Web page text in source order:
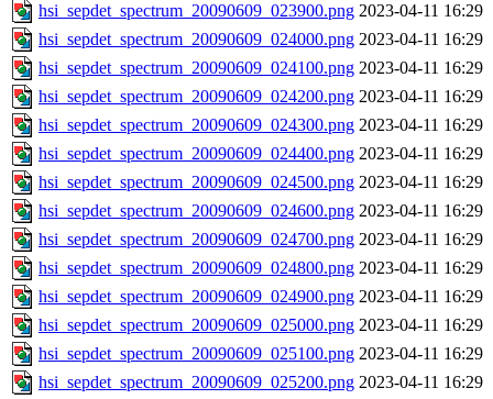
hsi_sepdet_spectrum_20090609_023900.png 2023-04-11 16:29
hsi_sepdet_spectrum_20090609_024000.png 2023-04-11 16:29
hsi_sepdet_spectrum_20090609_024100.png 2023-04-11 16:29
hsi_sepdet_spectrum_20090609_024200.png 2023-04-11 16:29
hsi_sepdet_spectrum_20090609_024300.png 2023-04-11 16:29
hsi_sepdet_spectrum_20090609_024400.png 2023-04-11 16:29
hsi_sepdet_spectrum_20090609_024500.png 2023-04-11 16:29
hsi_sepdet_spectrum_20090609_024600.png 2023-04-11 16:29
hsi_sepdet_spectrum_20090609_024700.png 2023-04-11 16:29
hsi_sepdet_spectrum_20090609_024800.png 2023-04-11 16:29
hsi_sepdet_spectrum_20090609_024900.png 2023-04-11 16:29
hsi_sepdet_spectrum_20090609_025000.png 2023-04-11 16:29
hsi_sepdet_spectrum_20090609_025100.png 2023-04-11 16:29
hsi_sepdet_spectrum_20090609_025200.png 2023-04-11 16:29